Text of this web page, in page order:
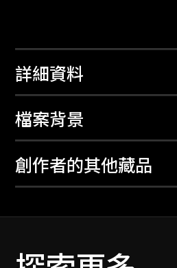
詳細資料
檔案背景
創作者的其他藏品